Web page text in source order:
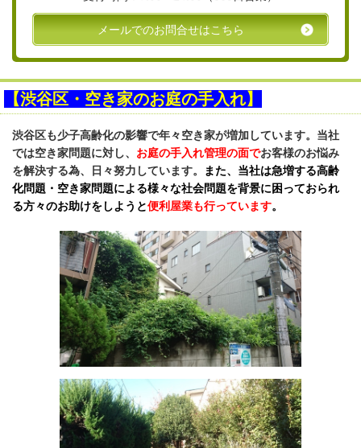
メールでのお問合せはこちら
【渋谷区・空き家のお庭の手入れ】
渋谷区も少子高齢化の影響で年々空き家が増加しています。当社
では空き家問題に対し、 お庭の手入れ管理の面でお客様のお悩み
を解決する為、日々努力しています。
また、当社は急増する高齢
化問題・空き家問題による様々な社会問題を背景に困っておられ
る方々のお助けをしようと便利屋業も行っています。